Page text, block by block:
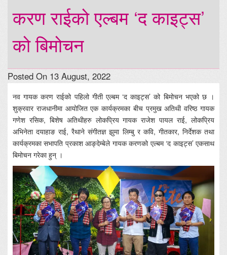
करण राईको एल्बम ‘द काइट्स’
को बिमोचन
Posted On 13 August, 2022
नव गायक करण राईको पहिलो गीती एल्बम ‘द काइट्स’ को बिमोचन भएको छ ।
शुक्रवार राजधानीमा आयोजित एक कार्यक्रमका बीच प्रमुख अतिथी वरिष्ठ गायक
गणेश रसिक, बिशेष अतिथीहरु लोकप्रिय गायक राजेश पायल राई, लोकप्रिय
अभिनेता दयाहाङ राई, रैथाने संगीतज्ञ झुमा लिम्बु र कवि, गीतकार, निर्देशक तथा
कार्यक्रमका सभापति प्रकाश आङ्देम्बेले गायक करणको एल्बम ‘द काइट्स’ एकसाथ
बिमोचन गरेका हुन् ।